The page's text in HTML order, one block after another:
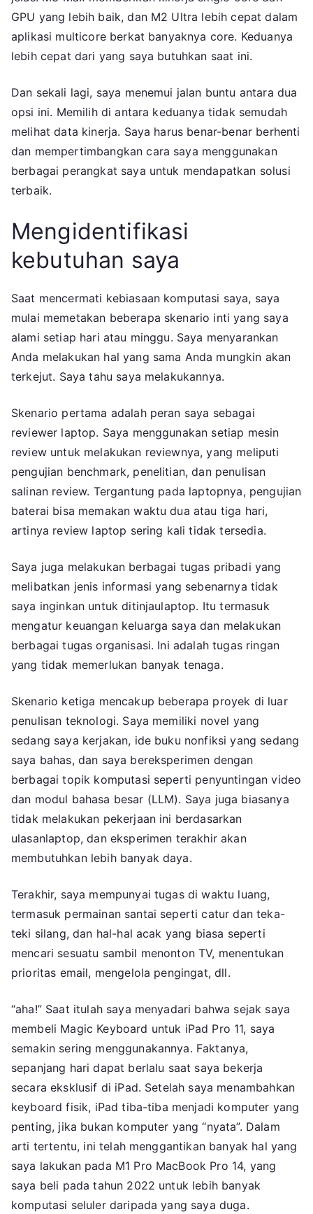
GPU yang lebih baik, dan M2 Ultra lebih cepat dalam
aplikasi multicore berkat banyaknya core. Keduanya
lebih cepat dari yang saya butuhkan saat ini.
Dan sekali lagi, saya menemui jalan buntu antara dua
opsi ini. Memilih di antara keduanya tidak semudah
melihat data kinerja. Saya harus benar-benar berhenti
dan mempertimbangkan cara saya menggunakan
berbagai perangkat saya untuk mendapatkan solusi
terbaik.
Mengidentifikasi
kebutuhan saya
Saat mencermati kebiasaan komputasi saya, saya
mulai memetakan beberapa skenario inti yang saya
alami setiap hari atau minggu. Saya menyarankan
Anda melakukan hal yang sama Anda mungkin akan
terkejut. Saya tahu saya melakukannya.
Skenario pertama adalah peran saya sebagai
reviewer laptop. Saya menggunakan setiap mesin
review untuk melakukan reviewnya, yang meliputi
pengujian benchmark, penelitian, dan penulisan
salinan review. Tergantung pada laptopnya, pengujian
baterai bisa memakan waktu dua atau tiga hari,
artinya review laptop sering kali tidak tersedia.
Saya juga melakukan berbagai tugas pribadi yang
melibatkan jenis informasi yang sebenarnya tidak
saya inginkan untuk ditinjaulaptop. Itu termasuk
mengatur keuangan keluarga saya dan melakukan
berbagai tugas organisasi. Ini adalah tugas ringan
yang tidak memerlukan banyak tenaga.
Skenario ketiga mencakup beberapa proyek di luar
penulisan teknologi. Saya memiliki novel yang
sedang saya kerjakan, ide buku nonfiksi yang sedang
saya bahas, dan saya bereksperimen dengan
berbagai topik komputasi seperti penyuntingan video
dan modul bahasa besar (LLM). Saya juga biasanya
tidak melakukan pekerjaan ini berdasarkan
ulasanlaptop, dan eksperimen terakhir akan
membutuhkan lebih banyak daya.
Terakhir, saya mempunyai tugas di waktu luang,
termasuk permainan santai seperti catur dan teka-
teki silang, dan hal-hal acak yang biasa seperti
mencari sesuatu sambil menonton TV, menentukan
prioritas email, mengelola pengingat, dll.
“aha!” Saat itulah saya menyadari bahwa sejak saya
membeli Magic Keyboard untuk iPad Pro 11, saya
semakin sering menggunakannya. Faktanya,
sepanjang hari dapat berlalu saat saya bekerja
secara eksklusif di iPad. Setelah saya menambahkan
keyboard fisik, iPad tiba-tiba menjadi komputer yang
penting, jika bukan komputer yang “nyata”. Dalam
arti tertentu, ini telah menggantikan banyak hal yang
saya lakukan pada M1 Pro MacBook Pro 14, yang
saya beli pada tahun 2022 untuk lebih banyak
komputasi seluler daripada yang saya duga.